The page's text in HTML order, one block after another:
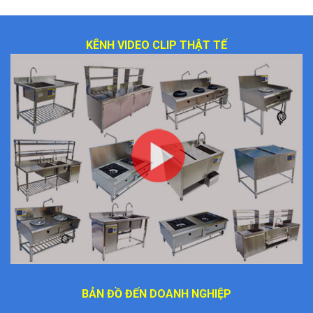
KÊNH VIDEO CLIP THẬT TẾ
BẢN ĐỒ ĐẾN DOANH NGHIỆP